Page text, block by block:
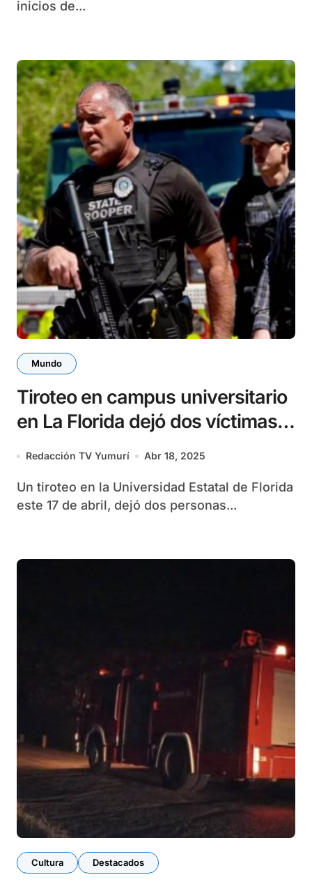
inicios de...
Mundo
Tiroteo en campus universitario
en La Florida dejó dos víctimas
mortales y cinco hospitalizados
Redacción TV Yumurí Abr 18, 2025
Un tiroteo en la Universidad Estatal de Florida
este 17 de abril, dejó dos personas...
Cultura Destacados